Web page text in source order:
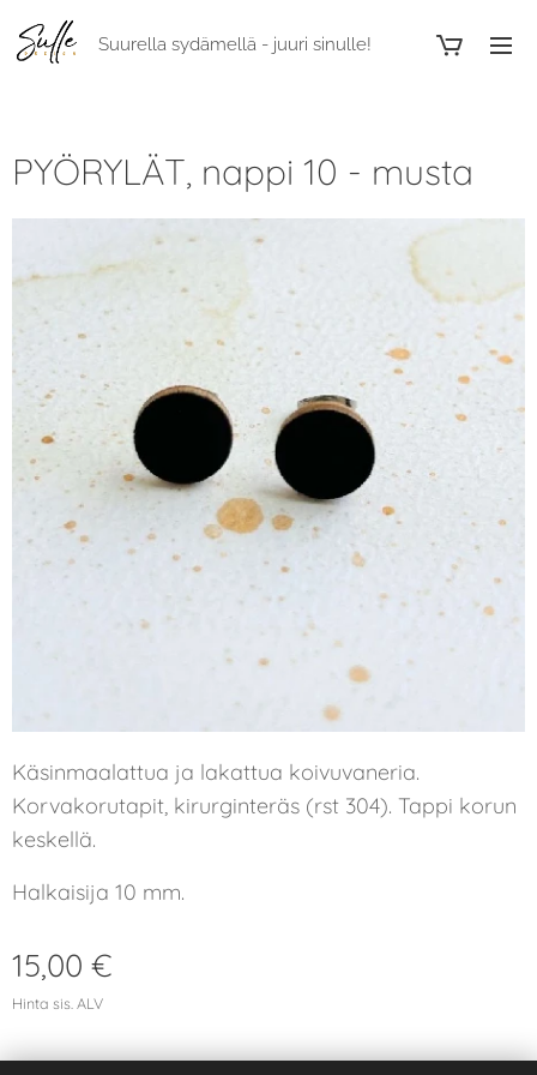
Suurella sydämellä - juuri sinulle!
PYÖRYLÄT, nappi 10 - musta
Käsinmaalattua ja lakattua koivuvaneria.
Korvakorutapit, kirurginteräs (rst 304). Tappi korun
keskellä.
Halkaisija 10 mm.
15,00 €
Hinta sis. ALV